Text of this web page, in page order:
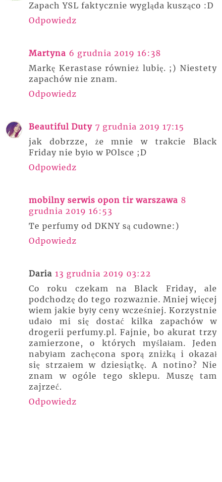
Zapach YSL faktycznie wygląda kusząco :D
Odpowiedz
Martyna 6 grudnia 2019 16:38
Markę Kerastase również lubię. ;) Niestety
zapachów nie znam.
Odpowiedz
Beautiful Duty 7 grudnia 2019 17:15
jak dobrzze, że mnie w trakcie Black
Friday nie było w POlsce ;D
Odpowiedz
mobilny serwis opon tir warszawa 8
grudnia 2019 16:53
Te perfumy od DKNY są cudowne:)
Odpowiedz
Daria 13 grudnia 2019 03:22
Co roku czekam na Black Friday, ale
podchodzę do tego rozważnie. Mniej więcej
wiem jakie były ceny wcześniej. Korzystnie
udało mi się dostać kilka zapachów w
drogerii perfumy.pl. Fajnie, bo akurat trzy
zamierzone, o których myślałam. Jeden
nabyłam zachęcona sporą zniżką i okazał
się strzałem w dziesiątkę. A notino? Nie
znam w ogóle tego sklepu. Muszę tam
zajrzeć.
Odpowiedz